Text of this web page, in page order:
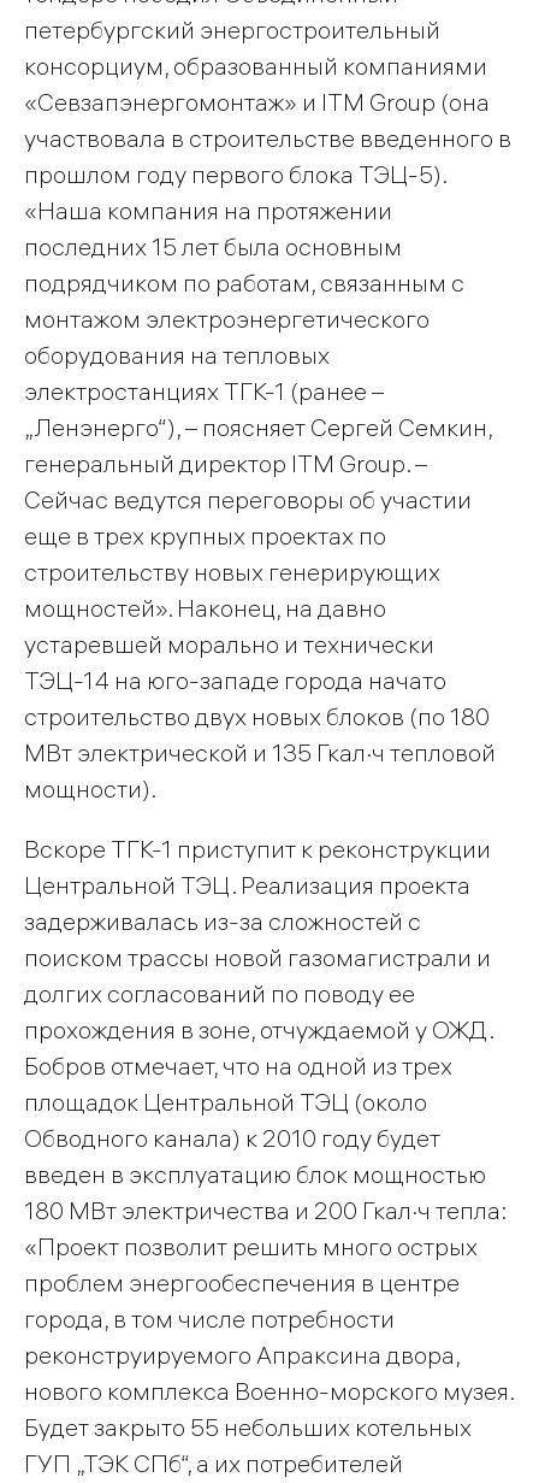
петербургский энергостроительный
консорциум, образованный компаниями
«Севзапэнергомонтаж» и ITM Group (она
участвовала в строительстве введенного в
прошлом году первого блока ТЭЦ-5).
«Наша компания на протяжении
последних 15 лет была основным
подрядчиком по работам, связанным с
монтажом электроэнергетического
оборудования на тепловых
электростанциях ТГК-1 (ранее –
„Ленэнерго“), – поясняет Сергей Семкин,
генеральный директор ITM Group. –
Сейчас ведутся переговоры об участии
еще в трех крупных проектах по
строительству новых генерирующих
мощностей». Наконец, на давно
устаревшей морально и технически
ТЭЦ-14 на юго-западе города начато
строительство двух новых блоков (по 180
МВт электрической и 135 Гкал·ч тепловой
мощности).
Вскоре ТГК-1 приступит к реконструкции
Центральной ТЭЦ. Реализация проекта
задерживалась из-за сложностей с
поиском трассы новой газомагистрали и
долгих согласований по поводу ее
прохождения в зоне, отчуждаемой у ОЖД.
Бобров отмечает, что на одной из трех
площадок Центральной ТЭЦ (около
Обводного канала) к 2010 году будет
введен в эксплуатацию блок мощностью
180 МВт электричества и 200 Гкал·ч тепла:
«Проект позволит решить много острых
проблем энергообеспечения в центре
города, в том числе потребности
реконструируемого Апраксина двора,
нового комплекса Военно-морского музея.
Будет закрыто 55 небольших котельных
ГУП „ТЭК СПб“, а их потребителей